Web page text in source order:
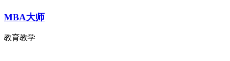
MBA大师
教育教学